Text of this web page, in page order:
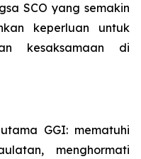
SCO yang semakin
keperluan untuk
kesaksamaan di
GGI: mematuhi
menghormati